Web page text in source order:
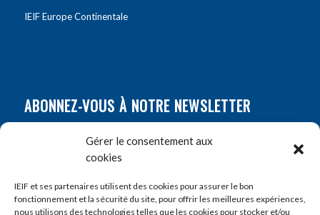
Gérer le consentement aux
cookies
IEIF et ses partenaires utilisent des cookies pour assurer le bon
fonctionnement et la sécurité du site, pour offrir les meilleures expériences,
nous utilisons des technologies telles que les cookies pour stocker et/ou
IEIF Europe Continentale
ABONNEZ-VOUS À NOTRE NEWSLETTER
Prénom*